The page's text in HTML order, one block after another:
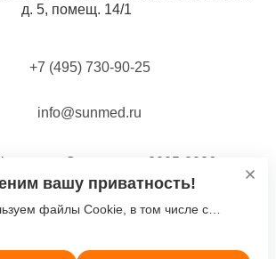
д. 5, помещ. 14/1
+7 (495) 730-90-25
info@sunmed.ru
Солнышко» 2005-2026
обработки персональных
данных
использование файлов cookie
вашу приватность!
файлы Cookie, в том числе с
вы